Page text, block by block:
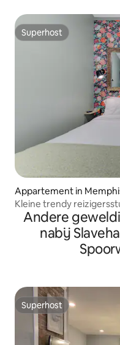
Superhost
Superhost
Appartement in
Kleine trendy
Andere
nabij
Superhost
Superhost